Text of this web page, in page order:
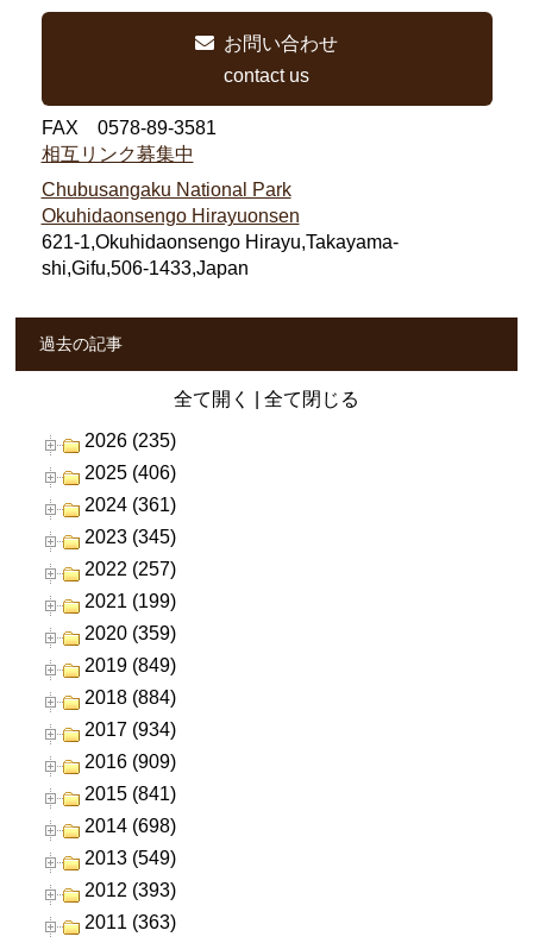
お問い合わせ
contact us
FAX 0578-89-3581
相互リンク募集中
Chubusangaku National Park
Okuhidaonsengo Hirayuonsen
621-1,Okuhidaonsengo Hirayu,Takayama-
shi,Gifu,506-1433,Japan
過去の記事
全て開く 全て閉じる
2026 (235)
2025 (406)
2024 (361)
2023 (345)
2022 (257)
2021 (199)
2020 (359)
2019 (849)
2018 (884)
2017 (934)
2016 (909)
2015 (841)
2014 (698)
2013 (549)
2012 (393)
2011 (363)